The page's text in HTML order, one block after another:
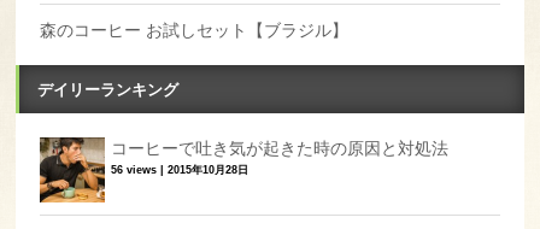
森のコーヒー お試しセット【ブラジル】
デイリーランキング
コーヒーで吐き気が起きた時の原因と対処法
56 views |2015年10月28日